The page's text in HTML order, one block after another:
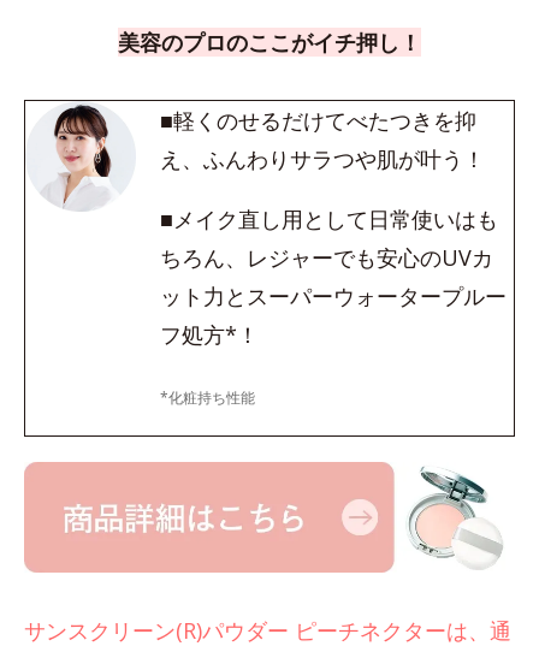
美容のプロのここがイチ押し！
■軽くのせるだけてべたつきを抑
え、ふんわりサラつや肌が叶う！
■メイク直し用として日常使いはも
ちろん、レジャーでも安心のUVカ
ット力とスーパーウォータープルー
フ処方*！
*化粧持ち性能
サンスクリーン(R)パウダー ピーチネクターは、通